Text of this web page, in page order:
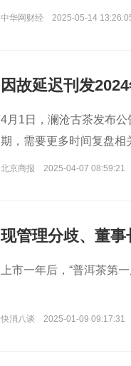
中华网财经 2025-05-14
因故延迟刊发
4月1日，澜沧古茶发布
期，需要更多时间复盘相
北京商报 2025-04-07 08:59:21
现管理分歧、董事
上市一年后，“普洱茶第
快消八谈 2025-01-09 09:17:31